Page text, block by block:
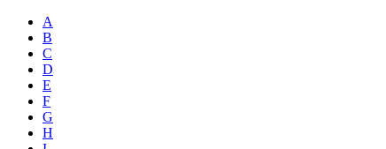
A
B
C
D
E
F
G
H